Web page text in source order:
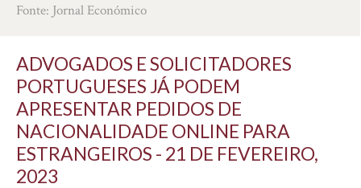
Fonte: Jornal Económico
ADVOGADOS E SOLICITADORES
PORTUGUESES JÁ PODEM
APRESENTAR PEDIDOS DE
NACIONALIDADE ONLINE PARA
ESTRANGEIROS - 21 DE FEVEREIRO,
2023